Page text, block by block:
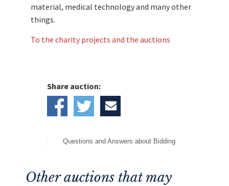
material, medical technology and many other
things.
To the charity projects and the auctions
Share auction:
Questions and Answers about Bidding
Other auctions that may